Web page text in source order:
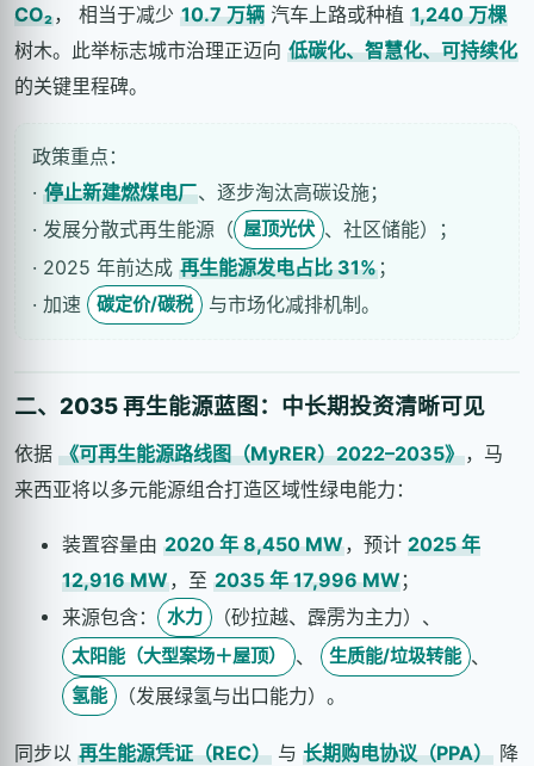
CO₂， 相当于减少 10.7 万辆 汽车上路或种植1,240 万棵
树木。此举标志城市治理正迈向 低碳化、智慧化、可持续化
的关键里程碑。
政策重点：
· 停止新建燃煤电厂、逐步淘汰高碳设施；
· 发展分散式再生能源（ 屋顶光伏 、社区储能）；
· 2025 年前达成 再生能源发电占比 31%；
· 加速
碳定价/碳税 与市场化减排机制。
二、2035 再生能源蓝图：中长期投资清晰可见
依据 《可再生能源路线图（MyRER）2022–2035》，马
来西亚将以多元能源组合打造区域性绿电能力：
装置容量由 2020 年 8,450 MW，预计 2025 年
12,916 MW，至 2035 年 17,996 MW；
来源包含：
水力 （砂拉越、霹雳为主力）、
太阳能（大型案场＋屋顶） 、 生质能/垃圾转能 、
氢能 （发展绿氢与出口能力）。
同步以 再生能源凭证（REC）与 长期购电协议（PPA） 降